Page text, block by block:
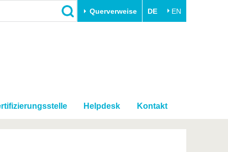
Querverweise DE EN
Forschungskooperationen
Gründen an der BTU
Sport & Gesundheit
Helpdesk Kontakt